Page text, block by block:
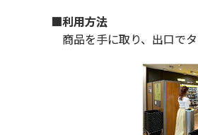
■利用方法
商品を手に取り、出口で